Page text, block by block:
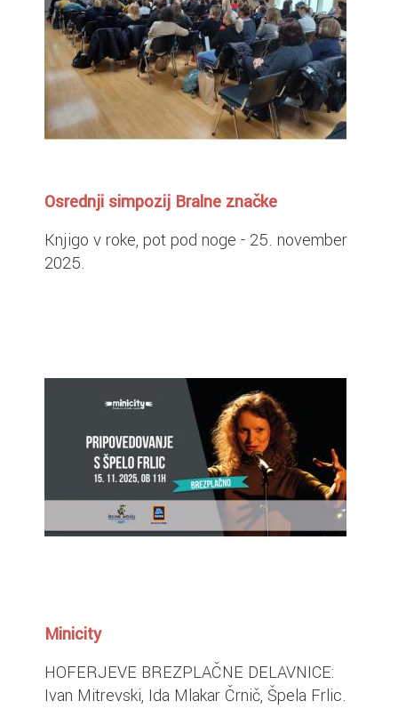
Osrednji simpozij Bralne značke
Knjigo v roke, pot pod noge - 25. november
2025.
Minicity
HOFERJEVE BREZPLAČNE DELAVNICE:
Ivan Mitrevski, Ida Mlakar Črnič, Špela Frlic.